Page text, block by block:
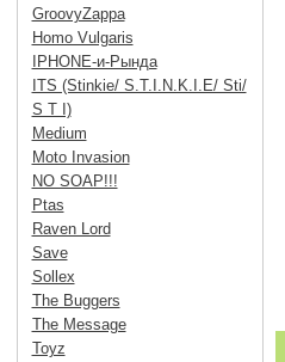
GroovyZappa
Homo Vulgaris
IPHONE-и-Рында
ITS (Stinkie/ S.T.I.N.K.I.E/ Sti/
S T I)
Medium
Moto Invasion
NO SOAP!!!
Ptas
Raven Lord
Save
Sollex
The Buggers
The Message
Toyz